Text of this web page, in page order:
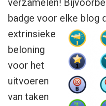
verzamelen!
badge voor elke blog
extrinsieke
beloning
voor het
uitvoeren
van taken